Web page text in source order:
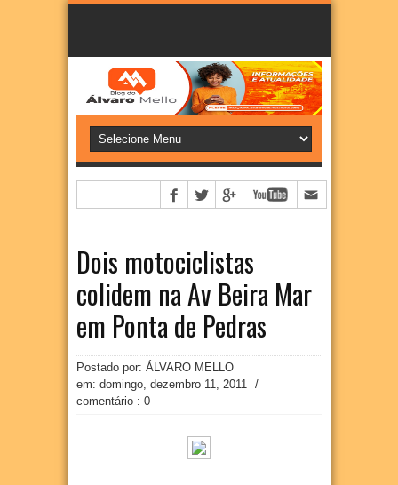
Dois motociclistas
colidem na Av Beira Mar
em Ponta de Pedras
Postado por: ÁLVARO MELLO
em: domingo, dezembro 11, 2011
/
comentário : 0